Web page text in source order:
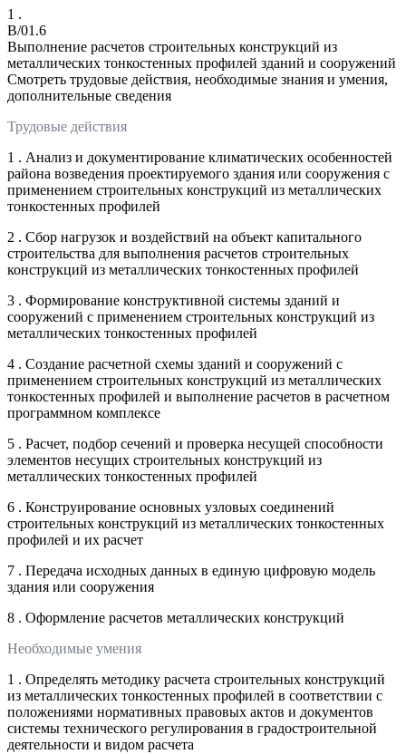
1 .
B/01.6
Выполнение расчетов строительных конструкций из
металлических тонкостенных профилей зданий и сооружений
Смотреть трудовые действия, необходимые знания и умения,
дополнительные сведения
Трудовые действия
1 . Анализ и документирование климатических особенностей
района возведения проектируемого здания или сооружения с
применением строительных конструкций из металлических
тонкостенных профилей
2 . Сбор нагрузок и воздействий на объект капитального
строительства для выполнения расчетов строительных
конструкций из металлических тонкостенных профилей
3 . Формирование конструктивной системы зданий и
сооружений с применением строительных конструкций из
металлических тонкостенных профилей
4 . Создание расчетной схемы зданий и сооружений с
применением строительных конструкций из металлических
тонкостенных профилей и выполнение расчетов в расчетном
программном комплексе
5 . Расчет, подбор сечений и проверка несущей способности
элементов несущих строительных конструкций из
металлических тонкостенных профилей
6 . Конструирование основных узловых соединений
строительных конструкций из металлических тонкостенных
профилей и их расчет
7 . Передача исходных данных в единую цифровую модель
здания или сооружения
8 . Оформление расчетов металлических конструкций
Необходимые умения
1 . Определять методику расчета строительных конструкций
из металлических тонкостенных профилей в соответствии с
положениями нормативных правовых актов и документов
системы технического регулирования в градостроительной
деятельности и видом расчета